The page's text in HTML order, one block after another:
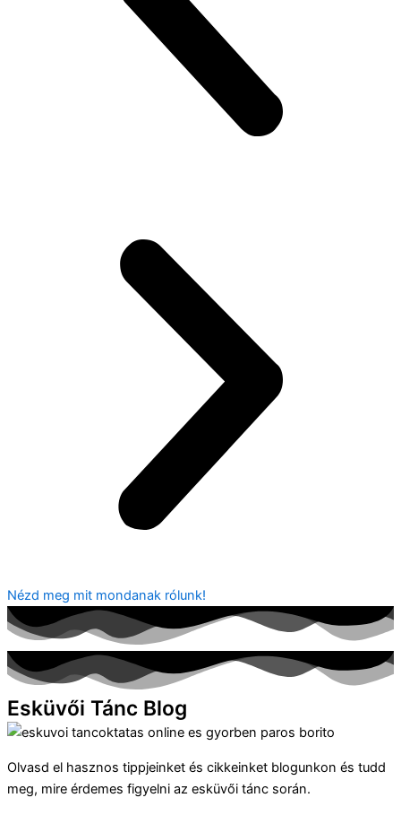
Nézd meg mit mondanak rólunk!
Esküvői Tánc Blog
Olvasd el hasznos tippjeinket és cikkeinket blogunkon és tudd
meg, mire érdemes figyelni az esküvői tánc során.